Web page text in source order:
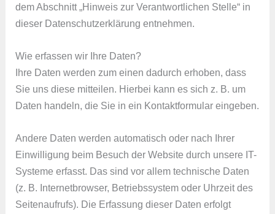
dem Abschnitt „Hinweis zur Verantwortlichen Stelle“ in
dieser Datenschutzerklärung entnehmen.
Wie erfassen wir Ihre Daten?
Ihre Daten werden zum einen dadurch erhoben, dass
Sie uns diese mitteilen. Hierbei kann es sich z. B. um
Daten handeln, die Sie in ein Kontaktformular eingeben.
Andere Daten werden automatisch oder nach Ihrer
Einwilligung beim Besuch der Website durch unsere IT-
Systeme erfasst. Das sind vor allem technische Daten
(z. B. Internetbrowser, Betriebssystem oder Uhrzeit des
Seitenaufrufs). Die Erfassung dieser Daten erfolgt